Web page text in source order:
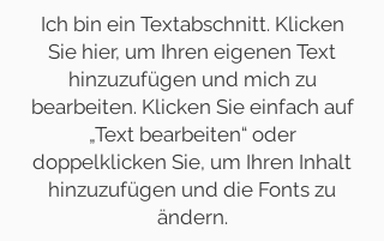
Ich bin ein Textabschnitt. Klicken
Sie hier, um Ihren eigenen Text
hinzuzufügen und mich zu
bearbeiten. Klicken Sie einfach auf
„Text bearbeiten“ oder
doppelklicken Sie, um Ihren Inhalt
hinzuzufügen und die Fonts zu
ändern.